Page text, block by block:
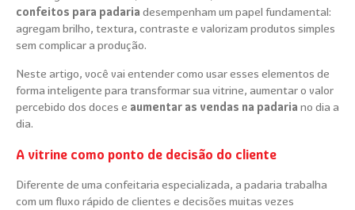
confeitos para padaria desempenham um papel fundamental:
agregam brilho, textura, contraste e valorizam produtos simples
sem complicar a produção.
Neste artigo, você vai entender como usar esses elementos de
forma inteligente para transformar sua vitrine, aumentar o valor
percebido dos doces e aumentar as vendas na padaria no dia a
dia.
A vitrine como ponto de decisão do cliente
Diferente de uma confeitaria especializada, a padaria trabalha
com um fluxo rápido de clientes e decisões muitas vezes